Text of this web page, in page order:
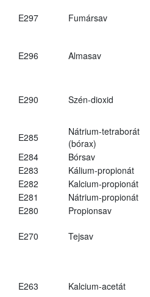
E297 Fumársav
E296 Almasav
E290 Szén-dioxid
E285
Nátrium-tetraborát
(bórax)
E284
Bórsav
E283
Kálium-propionát
E282
Kalcium-propionát
E281
Nátrium-propionát
E280
Propionsav
E270 Tejsav
E263 Kalcium-acetát